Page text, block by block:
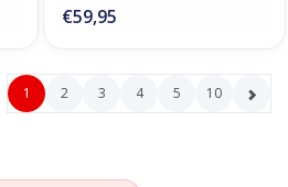
€59,95
1 2 3 4 5 10